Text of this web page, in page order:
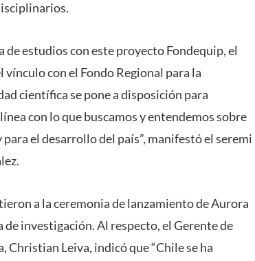
de estudios con este proyecto Fondequip, el
con el Fondo Regional para la
científica se pone a disposición para
con lo que buscamos y entendemos sobre
el desarrollo del país”, manifestó el seremi
a la ceremonia de lanzamiento de Aurora
investigación. Al respecto, el Gerente de
Leiva, indicó que “Chile se ha